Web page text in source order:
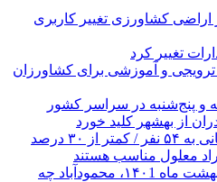
متر از اراضی کشاورزی تغییر کاربری
تغییر کرد
کارگاه ترویجی و آموزشی برای کشاورزان
و پنج‌شنبه در سراسر کشور
از بهشهر کلید خورد
اهدای وام ۵۰ میلیون تومانی به ۵۴ نفر / کمتر از ۳۰ درصد
معلول مناسب هستند
فردا پنج شنبه هشتم اردیبهشت ماه ۱۴۰1، محمودآباد چه